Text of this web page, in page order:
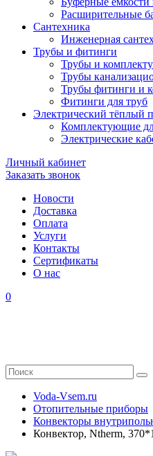
Расширительные
Сантехника
Инженерная
Трубы и фитинги
Трубы и
Трубы
Трубы фитинги и
Фитинги для труб
Электрический тёплый
Комплектующие
Электрические
Личный кабинет
Заказать звонок
Новости
Доставка
Оплата
Услуги
Контакты
Cертификаты
О нас
0
Voda-Vsem.ru
Отопительные приборы
Конвекторы
Конвектор, Ntherm,